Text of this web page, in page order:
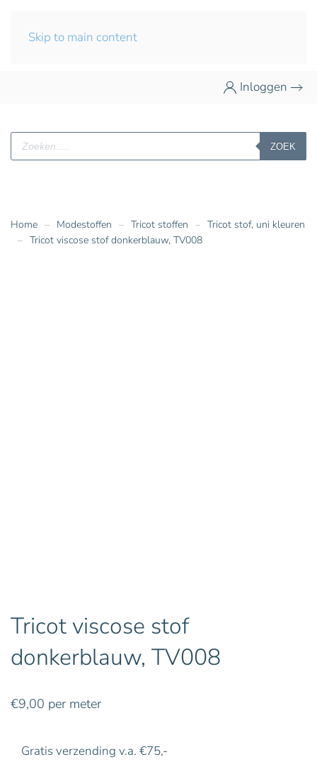
Skip to main content
Inloggen
Producten
zoeken
ZOEK
Home Modestoffen Tricot stoffen
Tricot stof, uni kleuren
Tricot viscose stof donkerblauw, TV008
Tricot viscose stof
donkerblauw, TV008
€9,00 per meter
Gratis verzending v.a. €75,-